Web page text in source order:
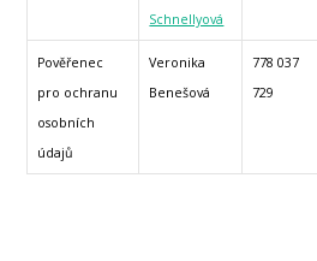
Schnellyová
Pověřenec
pro ochranu
osobních
údajů
Veronika
Benešová
778 037
729